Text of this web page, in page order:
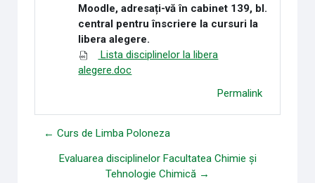
Moodle, adresați-vă în cabinet 139, bl.
central pentru înscriere la cursuri la
libera alegere.
Lista disciplinelor la libera
alegere.doc
Permalink
← Curs de Limba Poloneza
Evaluarea disciplinelor Facultatea Chimie și
Tehnologie Chimică →